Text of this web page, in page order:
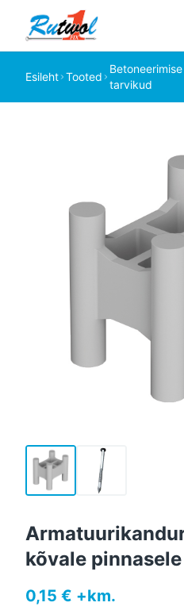
Esileht Tooted
Betoneerimise
tarvikud
kõvale pinnasele
0,15 € +km.